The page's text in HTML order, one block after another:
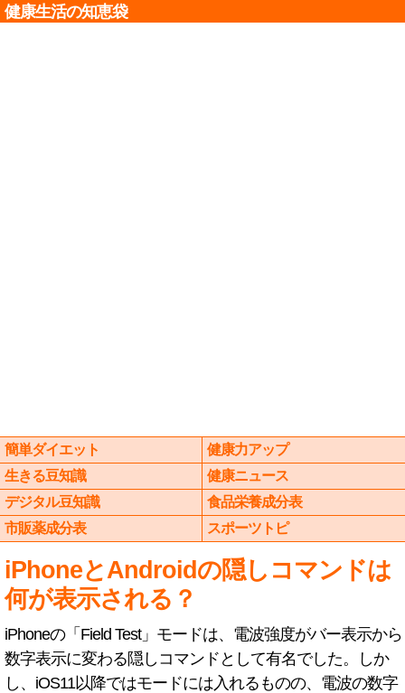
健康生活の知恵袋
簡単ダイエット
健康力アップ
生きる豆知識
健康ニュース
デジタル豆知識
食品栄養成分表
市販薬成分表
スポーツトピ
iPhoneとAndroidの隠しコマンドは
何が表示される？
iPhoneの「Field Test」モードは、電波強度がバー表示から
数字表示に変わる隠しコマンドとして有名でした。しか
し、iOS11以降ではモードには入れるものの、電波の数字